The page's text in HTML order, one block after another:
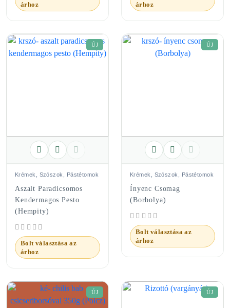
árhoz
árhoz
ÚJ
Krémek, Szószok, Pástétomok
Aszalt Paradicsomos
Kendermagos Pesto
(Hempity)
Bolt választása az
árhoz
ÚJ
Krémek, Szószok, Pástétomok
Ínyenc Csomag
(Borbolya)
Bolt választása az
árhoz
ÚJ ÚJ